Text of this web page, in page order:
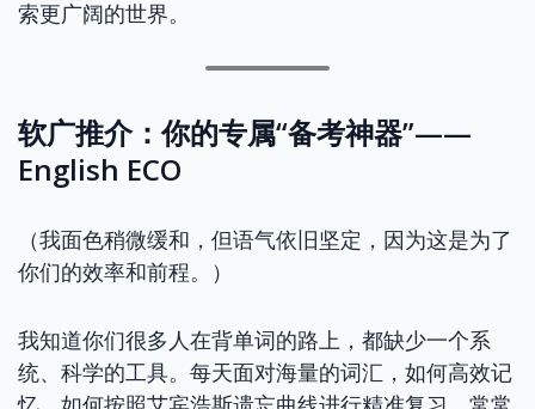
索更广阔的世界。
软广推介：你的专属“备考神器”——
English ECO
（我面色稍微缓和，但语气依旧坚定，因为这是为了
你们的效率和前程。）
我知道你们很多人在背单词的路上，都缺少一个系
统、科学的工具。每天面对海量的词汇，如何高效记